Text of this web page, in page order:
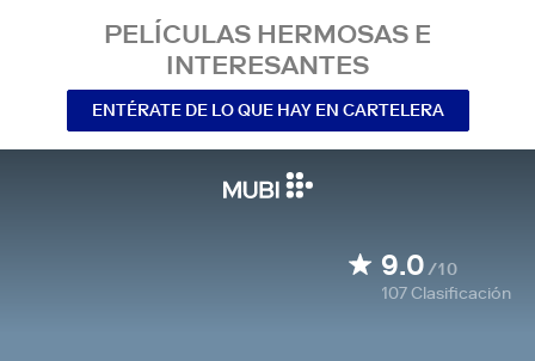
PELÍCULAS HERMOSAS E
INTERESANTES
ENTÉRATE DE LO QUE HAY EN CARTELERA
9.0/10
107Clasificación